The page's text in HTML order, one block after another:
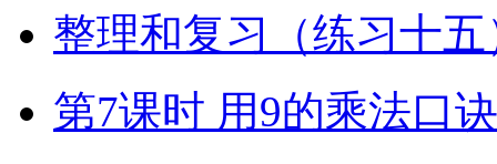
整理和复习（练习十五
第7课时 用9的乘法口